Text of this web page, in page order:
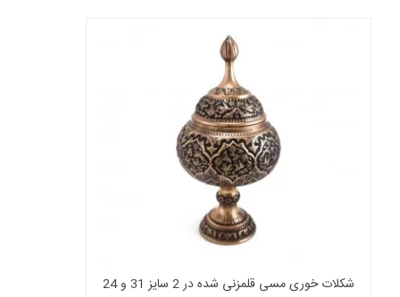
شکلات خوری مسی قلمزنی شده در 2 سایز 31 و 24